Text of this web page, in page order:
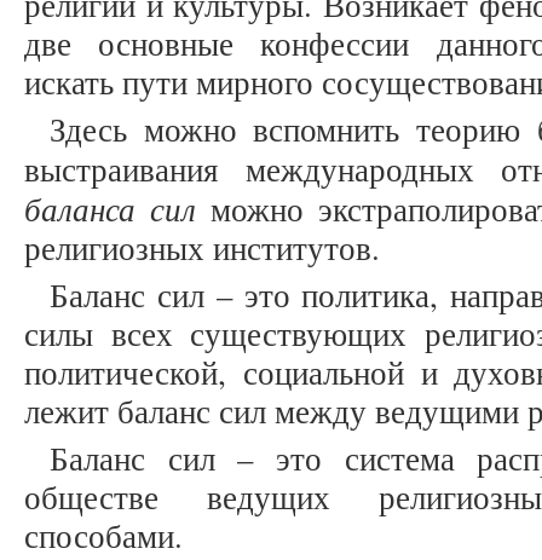
две основные конфессии
искать пути мирного
Здесь можно вспомнить теорию
выстраивания международных
баланса сил можно
религиозных институтов.
Баланс сил – это политика,
силы всех существующих
политической, социальной и
лежит баланс сил между ведущими
Баланс сил – это система
обществе ведущих
способами.